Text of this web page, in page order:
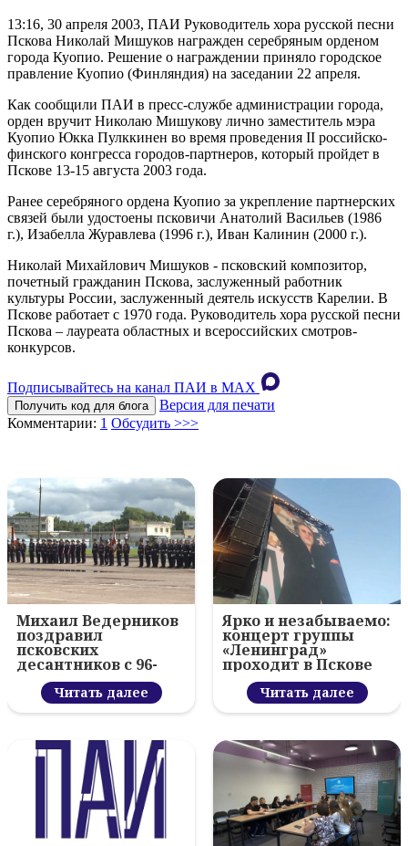
13:16, 30 апреля 2003, ПАИ Руководитель хора русской песни
Пскова Николай Мишуков награжден серебряным орденом
города Куопио. Решение о награждении приняло городское
правление Куопио (Финляндия) на заседании 22 апреля.
Как сообщили ПАИ в пресс-службе администрации города,
орден вручит Николаю Мишукову лично заместитель мэра
Куопио Юкка Пулккинен во время проведения II российско-
финского конгресса городов-партнеров, который пройдет в
Пскове 13-15 августа 2003 года.
Ранее серебряного ордена Куопио за укрепление партнерских
связей были удостоены псковичи Анатолий Васильев (1986
г.), Изабелла Журавлева (1996 г.), Иван Калинин (2000 г.).
Николай Михайлович Мишуков - псковский композитор,
почетный гражданин Пскова, заслуженный работник
культуры России, заслуженный деятель искусств Карелии. В
Пскове работает с 1970 года. Руководитель хора русской песни
Пскова – лауреата областных и всероссийских смотров-
конкурсов.
Подписывайтесь на канал ПАИ в MAХ
Получить код для блога
Версия для печати
Комментарии: 1 Обсудить >>>
Михаил Ведерников
поздравил
псковских
десантников с 96-
летием ВДВ и
вручил награды
Читать далее
Ярко и незабываемо:
концерт группы
«Ленинград»
проходит в Пскове
Читать далее